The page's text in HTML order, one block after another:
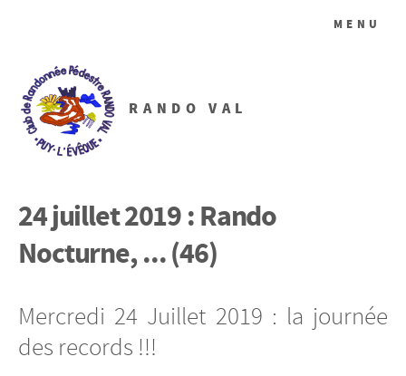
RANDO VAL
MENU
24 juillet 2019 : Rando
Nocturne, ... (46)
Mercredi 24 Juillet 2019 : la journée
des records !!!